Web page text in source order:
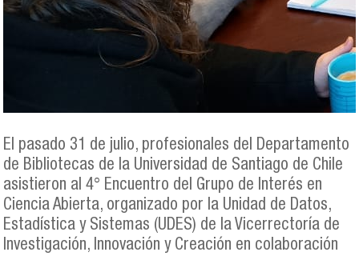
El pasado 31 de julio, profesionales del Departamento
de Bibliotecas de la Universidad de Santiago de Chile
asistieron al 4° Encuentro del Grupo de Interés en
Ciencia Abierta, organizado por la Unidad de Datos,
Estadística y Sistemas (UDES) de la Vicerrectoría de
Investigación, Innovación y Creación en colaboración